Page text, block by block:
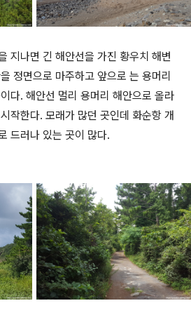
지나면 긴 해안선을 가진 황우치 해변
정면으로 마주하고 앞으로 는 용머리
다. 해안선 멀리 용머리 해안으로 올라
작한다. 모래가 많던 곳인데 화순항 개
드러나 있는 곳이 많다.